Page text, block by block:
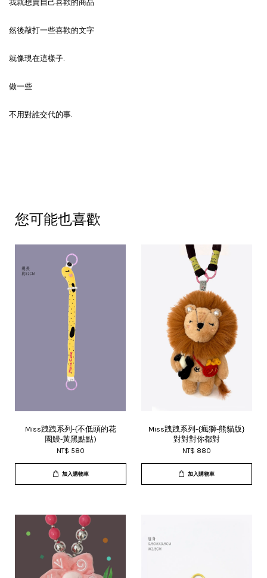
我就想賣自己喜歡的商品
然後敲打一些喜歡的文字
就像現在這樣子.
做一些
不用對誰交代的事.
您可能也喜歡
Miss跩跩系列-{不低頭的花
園鰻-黃黑點點)
NT$ 580
加入購物車
Miss跩跩系列-{瘋獅-熊貓版}
對對對你都對
NT$ 880
加入購物車